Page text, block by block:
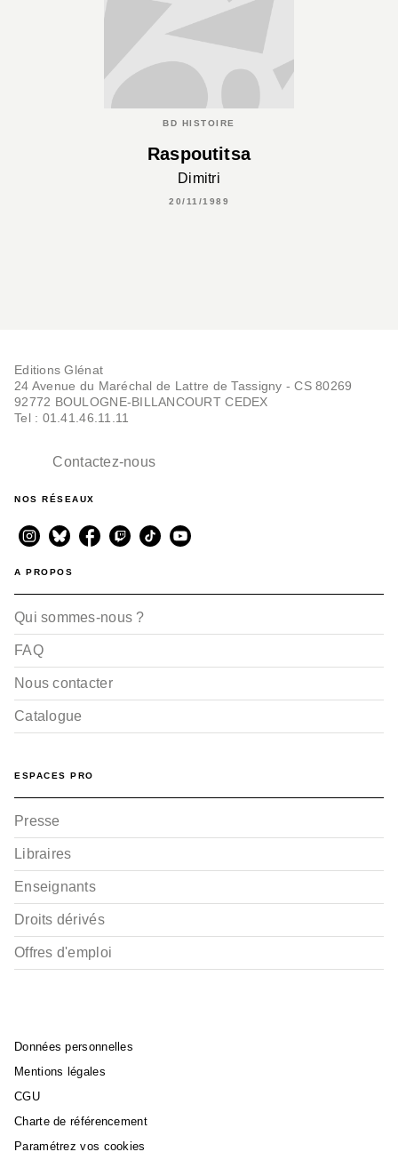
BD HISTOIRE
Raspoutitsa
Dimitri
20/11/1989
Editions Glénat
24 Avenue du Maréchal de Lattre de Tassigny - CS 80269
92772 BOULOGNE-BILLANCOURT CEDEX
Tel : 01.41.46.11.11
Contactez-nous
NOS RÉSEAUX
A PROPOS
Qui sommes-nous ?
FAQ
Nous contacter
Catalogue
ESPACES PRO
Presse
Libraires
Enseignants
Droits dérivés
Offres d'emploi
Données personnelles
Mentions légales
CGU
Charte de référencement
Paramétrez vos cookies